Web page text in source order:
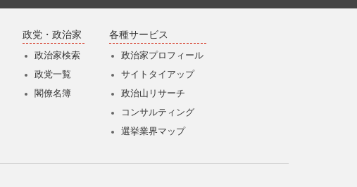
政党・政治家
政治家検索
政党一覧
閣僚名簿
各種サービス
政治家プロフィール
サイトタイアップ
政治山リサーチ
コンサルティング
選挙業界マップ